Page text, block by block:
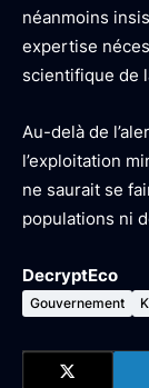
néanmoins
expertise
scientifique de
Au-delà de
l’exploitation
ne saurait se
populations ni
DecryptEco
Gouvernement